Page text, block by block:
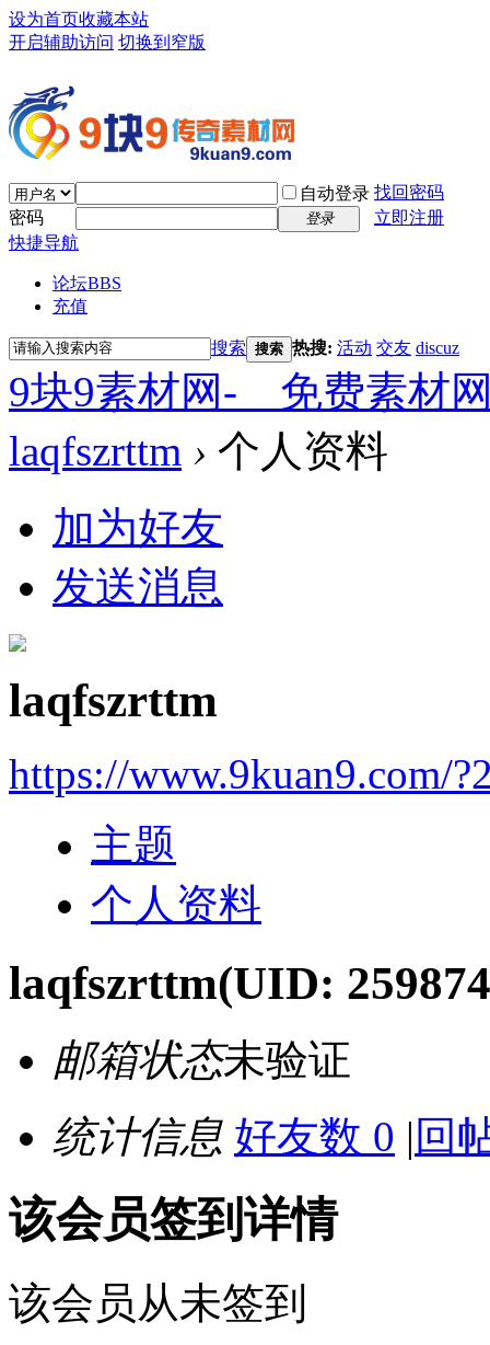
设为首页收藏本站
开启辅助访问 切换到窄版
自动登录 找回密码
密码
登录
立即注册
快捷导航
论坛BBS
充值
搜索 搜索 热搜: 活动 交友 discuz
9块9素材网-＿免费素材
laqfszrttm › 个人资料
加为好友
发送消息
laqfszrttm
https://www.9kuan9.com/
主题
个人资料
laqfszrttm(UID:
邮箱状态未验证
统计信息 好友数 0 | 回
该会员签到详情
该会员从未签到